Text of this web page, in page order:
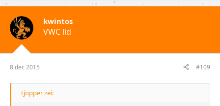
kwintos
VWC lid
8 dec 2015 #109
tjopper zei: